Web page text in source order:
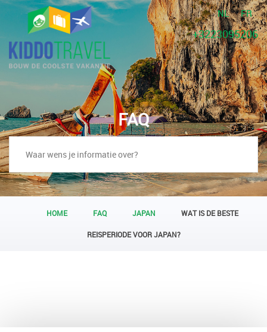
NL FR
+3223095206
FAQ
HOME FAQ JAPAN WAT IS DE BESTE
REISPERIODE VOOR JAPAN?